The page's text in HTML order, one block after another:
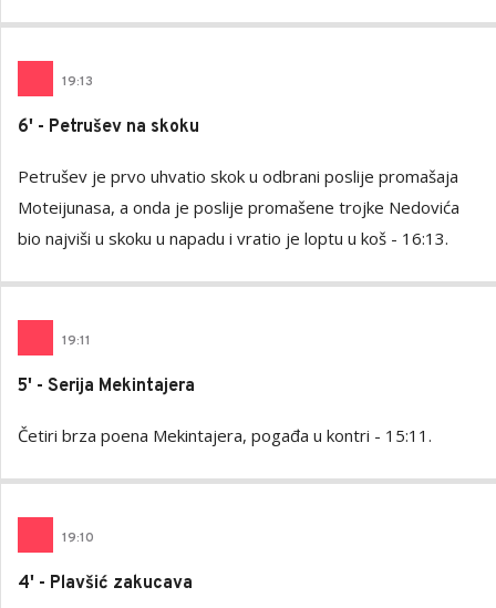
19:13
6' - Petrušev na skoku
Petrušev je prvo uhvatio skok u odbrani poslije promašaja
Moteijunasa, a onda je poslije promašene trojke Nedovića
bio najviši u skoku u napadu i vratio je loptu u koš - 16:13.
19:11
5' - Serija Mekintajera
Četiri brza poena Mekintajera, pogađa u kontri - 15:11.
19:10
4' - Plavšić zakucava